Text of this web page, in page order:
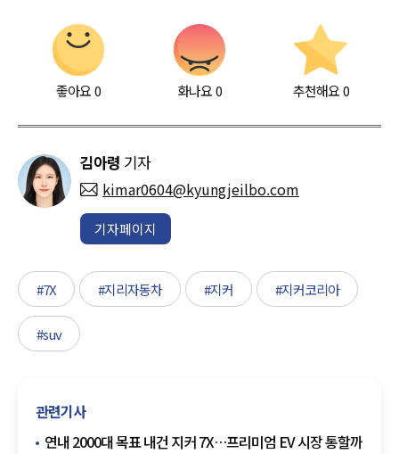
좋아요0 화나요0 추천해요 0
김아령 기자
kimar0604@kyungjeilbo.com
기자페이지
#7X #지리자동차 #지커 #지커코리아
#suv
관련기사
연내 2000대 목표 내건 지커 7X…프리미엄 EV 시장 통할까